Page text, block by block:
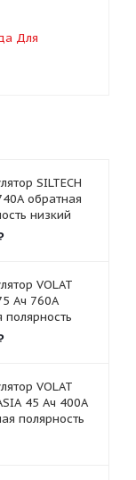
Для
SILTECH
обратная
низкий
VOLAT
Ач 760А
полярность
VOLAT
45 Ач 400А
полярность